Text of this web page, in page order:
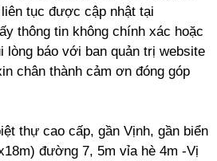
tục được cập nhật tại
thông tin không chính xác hoặc
lòng báo với ban quản trị website
chân thành cảm ơn đóng góp
thự cao cấp, gần Vịnh, gần biển
đường 7, 5m vỉa hè 4m -Vị